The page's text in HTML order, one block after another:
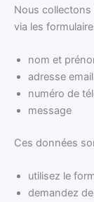
Nous
via les
nom et
adresse email
numéro de
message
Ces données
utilisez le
demandez